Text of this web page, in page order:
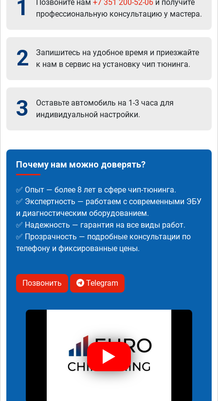
1 Позвоните нам +7 351 200-52-06 и получите
профессиональную консультацию у мастера.
2
Запишитесь на удобное время и приезжайте
к нам в сервис на установку чип тюнинга.
3
Оставьте автомобиль на 1-3 часа для
индивидуальной настройки.
Почему нам можно доверять?
✅ Опыт — более 8 лет в сфере чип-тюнинга.
✅ Экспертность — работаем с современными ЭБУ
и диагностическим оборудованием.
✅ Надежность — гарантия на все виды работ.
✅ Прозрачность — подробные консультации по
телефону и фиксированные цены.
Позвонить Telegram